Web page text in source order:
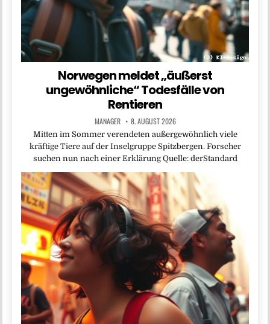
Norwegen meldet „äußerst
ungewöhnliche“ Todesfälle von
Rentieren
MANAGER 8. AUGUST 2026
Mitten im Sommer verendeten außergewöhnlich viele
kräftige Tiere auf der Inselgruppe Spitzbergen. Forscher
suchen nun nach einer Erklärung Quelle: derStandard